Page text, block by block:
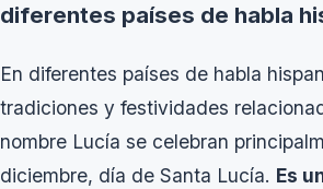
diferentes países de habla
En diferentes países de habla
tradiciones y festividades
nombre Lucía se celebran
diciembre, día de Santa Lucía. Es